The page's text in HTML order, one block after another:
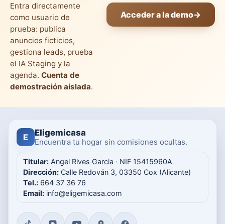
Entra directamente
como usuario de
prueba: publica
anuncios ficticios,
gestiona leads, prueba
el IA Staging y la
agenda. Cuenta de
demostración aislada.
Acceder a la demo→
E Eligemicasa
Encuentra tu hogar sin comisiones ocultas.
Titular: Angel Rives Garcia · NIF 15415960A
Dirección: Calle Redován 3, 03350 Cox (Alicante)
Tel.: 664 37 36 76
Email: info@eligemicasa.com